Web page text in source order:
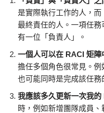
是實際執行工作的人，
最終責任的人。一項任
有一位「負責人」。
一個人可以在 RACI 矩陣
擔任多個角色很常見。例
也可能同時是完成該任務
我應該多久更新一次我的
時，例如新增團隊成員